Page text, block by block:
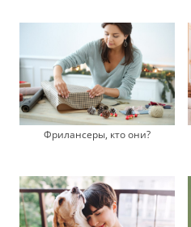
Фрилансеры, кто они?